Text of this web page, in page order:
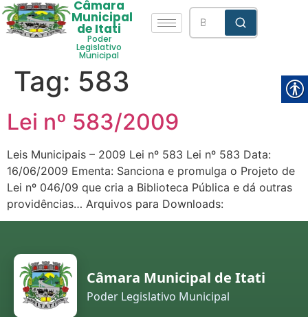
Câmara
Municipal
de Itati
Poder
Legislativo
Municipal
Tag: 583
Lei nº 583/2009
Leis Municipais – 2009 Lei nº 583 Lei nº 583 Data:
16/06/2009 Ementa: Sanciona e promulga o Projeto de
Lei nº 046/09 que cria a Biblioteca Pública e dá outras
providências… Arquivos para Downloads:
Câmara Municipal de Itati
Poder Legislativo Municipal